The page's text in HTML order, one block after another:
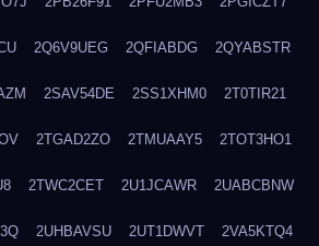
2Q6V9UEG 2QFIABDG 2QYABSTR
2SAV54DE 2SS1XHM0 2T0TIR21
2TGAD2ZO 2TMUAAY5 2TOT3HO1
2TWC2CET 2U1JCAWR 2UABCBNW
2UHBAVSU 2UT1DWVT 2VA5KTQ4